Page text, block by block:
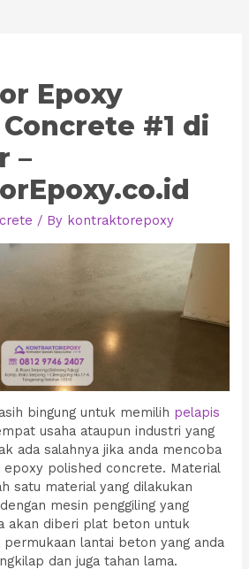
Epoxy
#1 di
–
/ By kontraktorepoxy
bingung untuk memilih pelapis
usaha ataupun industri yang
ada salahnya jika anda mencoba
epoxy polished concrete. Material
satu material yang dilakukan
mesin penggiling yang
akan diberi plat beton untuk
lantai beton yang anda
dan juga tahan lama.